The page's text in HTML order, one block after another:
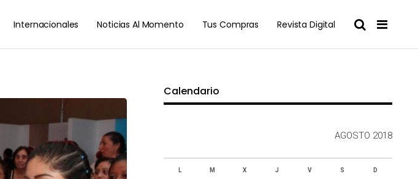
Internacionales Noticias Al Momento Tus Compras Revista Digital
Calendario
AGOSTO 2018
L M X J V S D